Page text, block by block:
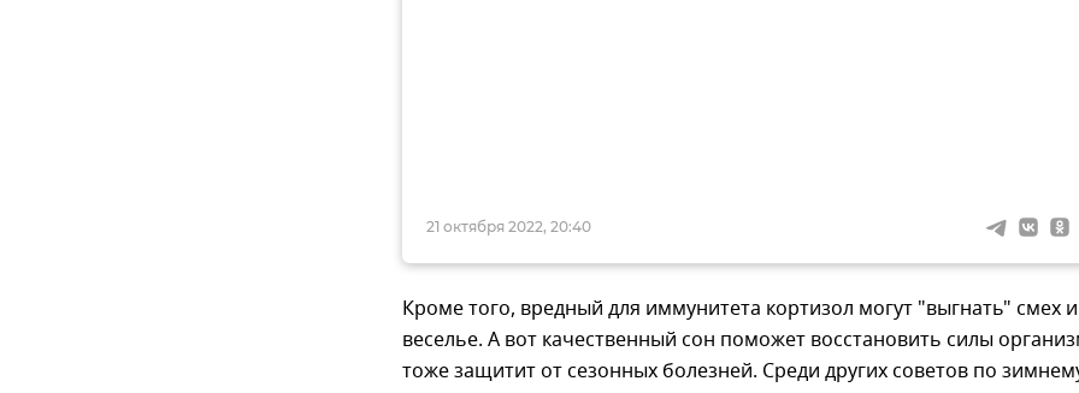
21 октября 2022, 20:40
Кроме того, вредный для иммунитета кортизол могут "выгнать" смех и
веселье. А вот качественный сон поможет восстановить силы
тоже защитит от сезонных болезней. Среди других советов по